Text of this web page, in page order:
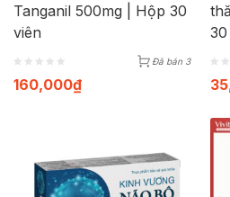
Tanganil 500mg | Hộp 30
viên
Đã bán 3
160,000₫